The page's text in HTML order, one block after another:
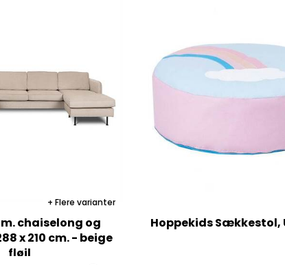
Flere varianter
chaiselong og
x 210 cm. - beige
fløjl
Hoppekids Sækkestol,